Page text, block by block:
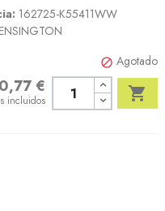
162725-K55411WW
 Agotado
€
incluidos 